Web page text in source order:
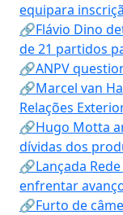
equipara
🔗Flávio Dino
de 21 partidos
🔗ANPV
🔗Marcel van
Relações
🔗Hugo Motta
dívidas dos
🔗Lançada
enfrentar
🔗Furto de